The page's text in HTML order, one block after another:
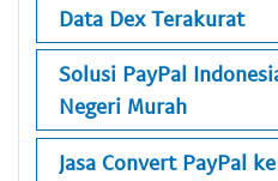
Data Dex Terakurat
Solusi PayPal
Negeri Murah
Jasa Convert PayPal